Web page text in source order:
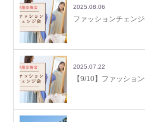
2025.08.06
ファッションチェン
2025.07.22
【9/10】ファッショ